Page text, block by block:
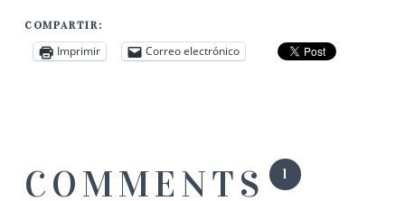
COMPARTIR:
Imprimir Correo electrónico
COMMENTS 1